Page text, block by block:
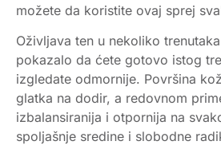
možete da koristite ovaj sprej
Oživljava ten u nekoliko
pokazalo da ćete gotovo istog
izgledate odmornije. Površina
glatka na dodir, a redovnom
izbalansiranija i otpornija na
spoljašnje sredine i slobodne